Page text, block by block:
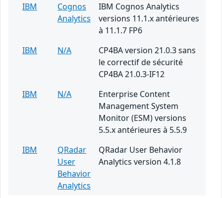
IBM
Cognos
Analytics
IBM Cognos Analytics
versions 11.1.x antérieures
à 11.1.7 FP6
IBM
N/A
CP4BA version 21.0.3 sans
le correctif de sécurité
CP4BA 21.0.3-IF12
IBM
N/A
Enterprise Content
Management System
Monitor (ESM) versions
5.5.x antérieures à 5.5.9
IBM
QRadar
User
Behavior
Analytics
QRadar User Behavior
Analytics version 4.1.8